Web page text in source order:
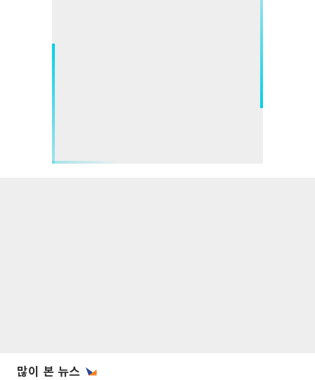
많이 본 뉴스